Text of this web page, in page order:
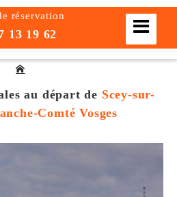
réservation
13 19 62
au départ de Scey-sur-
Comté Vosges